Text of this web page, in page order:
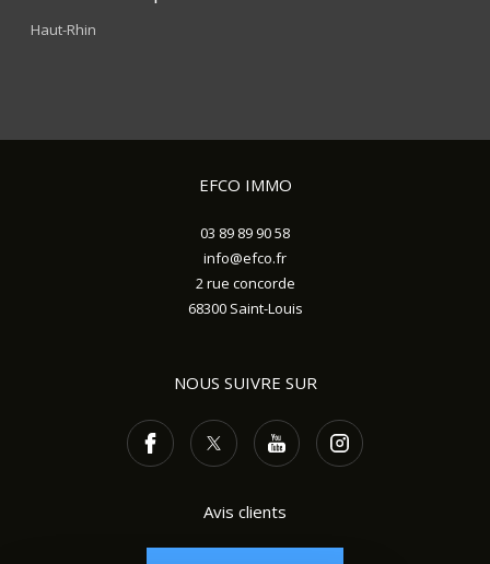
Haut-Rhin
EFCO IMMO
03 89 89 90 58
info@efco.fr
2 rue concorde
68300
Saint-Louis
NOUS SUIVRE SUR
Avis clients